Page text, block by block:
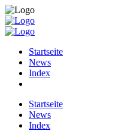
Startseite
News
Index
Startseite
News
Index